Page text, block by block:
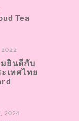
Tea
ยินดีกับ
เทศไทย
2024